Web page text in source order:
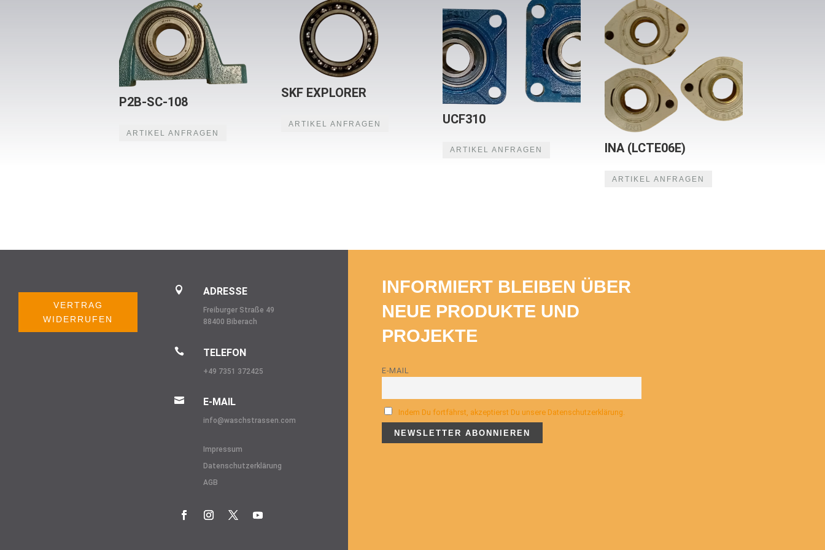
P2B-SC-108
ARTIKEL ANFRAGEN
SKF EXPLORER
ARTIKEL ANFRAGEN UCF310
ARTIKEL ANFRAGEN INA (LCTE06E)
ARTIKEL ANFRAGEN
VERTRAG
WIDERRUFEN
 ADRESSE
Freiburger Straße 49
88400 Biberach
 TELEFON
+49 7351 372425
 E-MAIL
info@waschstrassen.com
Impressum
Datenschutzerklärung
AGB
INFORMIERT BLEIBEN ÜBER
NEUE PRODUKTE UND
PROJEKTE
E-MAIL
Indem Du fortfährst, akzeptierst Du unsere Datenschutzerklärung.